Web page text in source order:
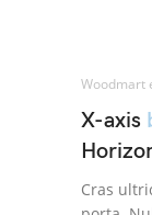
Woodmart
X-axis
Cras